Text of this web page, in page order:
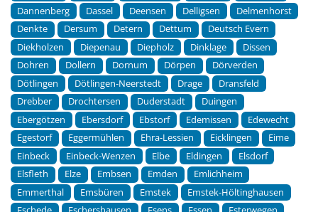
Dannenberg
Dassel Deensen Delligsen
Delmenhorst
Denkte
Dersum Detern Dettum
Deutsch Evern
Diekholzen
Diepenau Diepholz Dinklage
Dissen
Dohren
Dollern Dornum Dörpen
Dörverden
Dötlingen
Dötlingen-Neerstedt Drage
Dransfeld
Drebber
Drochtersen Duderstadt
Duingen
Ebergötzen
Ebersdorf Ebstorf Edemissen
Edewecht
Egestorf
Eggermühlen Ehra-Lessien Eicklingen
Eime
Einbeck
Einbeck-Wenzen Elbe Eldingen
Elsdorf
Elsfleth
Elze Embsen Emden
Emlichheim
Emmerthal
Emsbüren Emstek
Emstek-Höltinghausen